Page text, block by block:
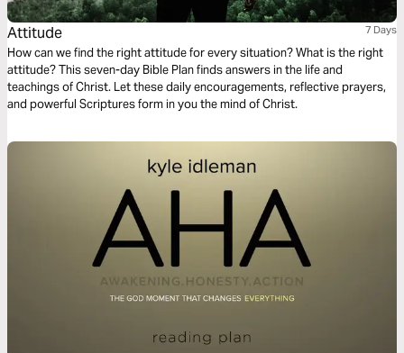
Attitude 7 Days
How can we find the right attitude for every situation? What is the right
attitude? This seven-day Bible Plan finds answers in the life and
teachings of Christ. Let these daily encouragements, reflective prayers,
and powerful Scriptures form in you the mind of Christ.